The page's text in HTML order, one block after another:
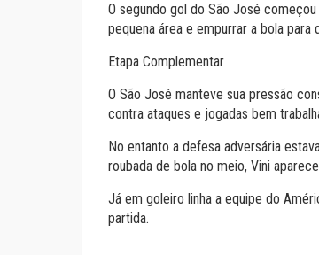
O segundo gol do São José
pequena área e empurrar a bola
Etapa Complementar
O São José manteve sua pressão
contra ataques e jogadas bem
No entanto a defesa adversária
roubada de bola no meio, Vini
Já em goleiro linha a equipe do
partida.